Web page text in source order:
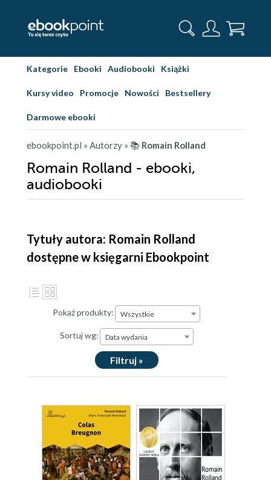
Kategorie Ebooki Audiobooki Książki
Kursy video Promocje Nowości Bestsellery
Darmowe ebooki
ebookpoint.pl » Autorzy » 📚 Romain Rolland
Romain Rolland - ebooki,
audiobooki
Tytuły autora: Romain Rolland
dostępne w księgarni Ebookpoint
Pokaż produkty: Wszystkie
Sortuj wg: Data wydania
Filtruj »